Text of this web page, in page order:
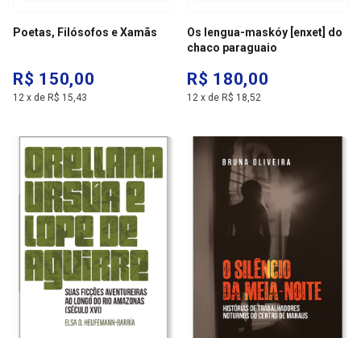
Poetas, Filósofos e Xamãs
R$ 150,00
12 x de R$ 15,43
Os lengua-maskóy [enxet] do
chaco paraguaio
R$ 180,00
12 x de R$ 18,52